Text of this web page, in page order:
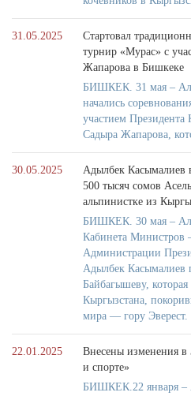
31.05.2025
Стартовал
турнир «Мурас» с
Жапарова в Бишкеке
БИШКЕК. 31 мая –
начались
участием Президента
Садыра Жапарова,
30.05.2025
Адылбек Касымалиев
500 тысяч сомов
альпинистке из
БИШКЕК. 30 мая –
Кабинета Министров
Администрации
Адылбек Касымалиев
Байбагышеву,
Кыргызстана,
мира — гору Эверест.
22.01.2025
Внесены изменения в
и спорте»
БИШКЕК.22 января –